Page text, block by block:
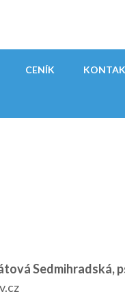
CENÍK
Sedmihradská,